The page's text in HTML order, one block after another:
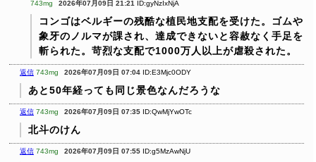
743mg 2026年07月09日 21:21 ID:gyNzIxNjA
コンゴはベルギーの残酷な植民地支配を受けた。ゴムや
象牙のノルマが課され、達成できないと容赦なく手足を
斬られた。苛烈な支配で1000万人以上が虐殺された。
返信 743mg 2026年07月09日 07:04 ID:E3Mjc0ODY
あと50年経っても同じ景色なんだろうな
返信 743mg 2026年07月09日 07:35 ID:QwMjYwOTc
北斗のけん
返信 743mg 2026年07月09日 07:55 ID:g5MzAwNjU